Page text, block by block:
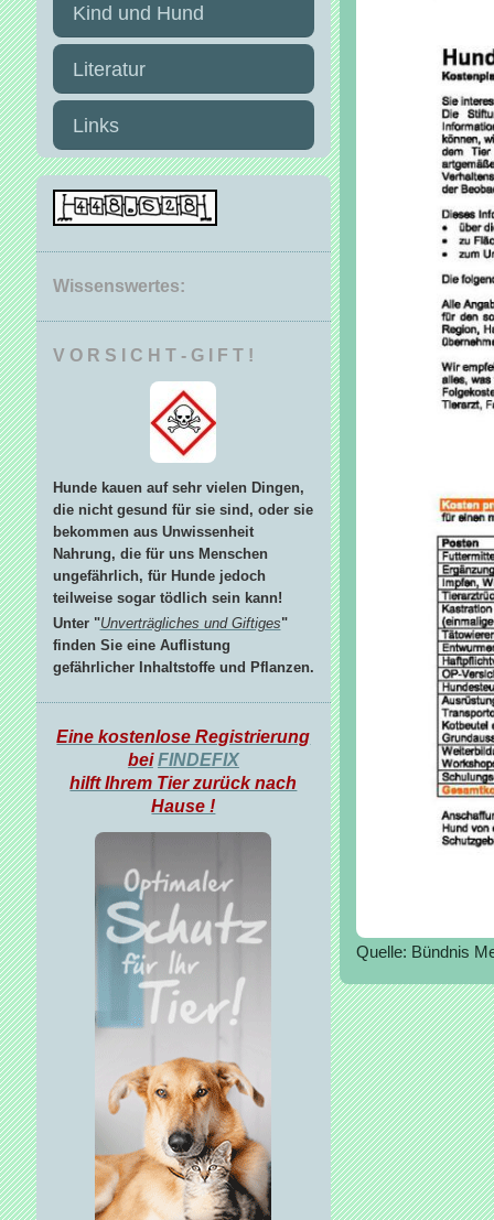
Quelle: Bündnis
Kind und Hund
Literatur
Links
Wissenswertes:
V O R S I C H T - G I F T !
Hunde kauen auf sehr vielen Dingen,
die nicht gesund für sie sind, oder sie
bekommen aus Unwissenheit
Nahrung, die für uns Menschen
ungefährlich, für Hunde jedoch
teilweise sogar tödlich sein kann!
Unter "Unverträgliches und Giftiges"
finden Sie eine Auflistung
gefährlicher Inhaltstoffe und Pflanzen.
Eine kostenlose Registrierung
bei FINDEFIX
hilft Ihrem Tier zurück nach
Hause !